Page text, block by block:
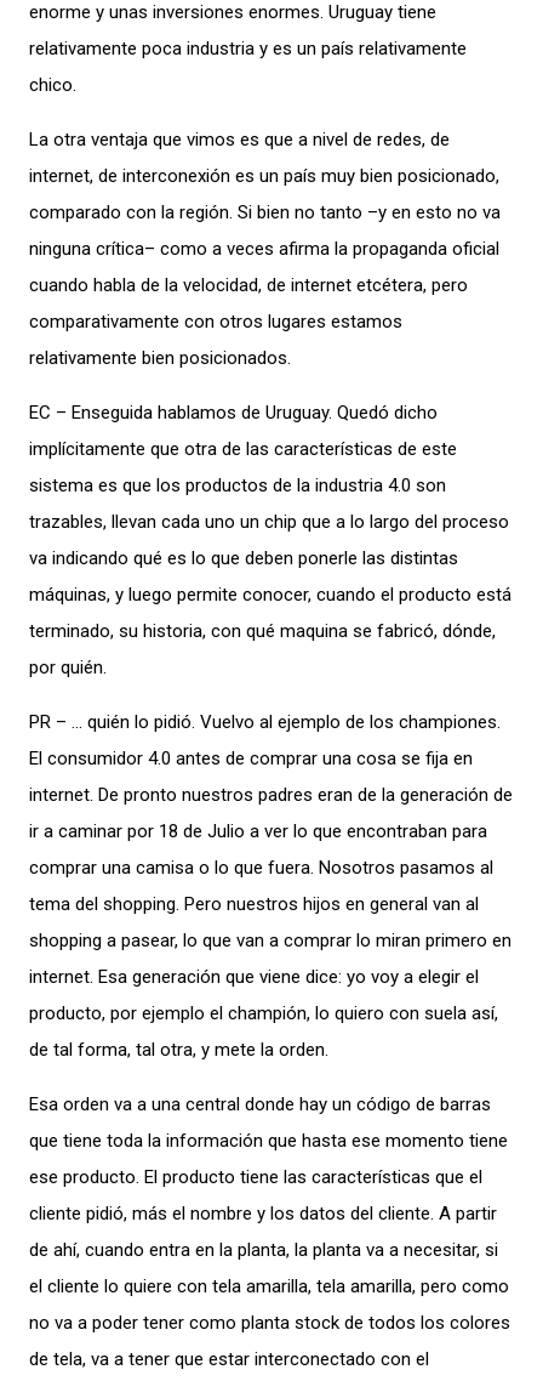
enorme y unas inversiones enormes. Uruguay tiene
relativamente poca industria y es un país relativamente
chico.
La otra ventaja que vimos es que a nivel de redes, de
internet, de interconexión es un país muy bien posicionado,
comparado con la región. Si bien no tanto –y en esto no va
ninguna crítica– como a veces afirma la propaganda oficial
cuando habla de la velocidad, de internet etcétera, pero
comparativamente con otros lugares estamos
relativamente bien posicionados.
EC – Enseguida hablamos de Uruguay. Quedó dicho
implícitamente que otra de las características de este
sistema es que los productos de la industria 4.0 son
trazables, llevan cada uno un chip que a lo largo del proceso
va indicando qué es lo que deben ponerle las distintas
máquinas, y luego permite conocer, cuando el producto está
terminado, su historia, con qué maquina se fabricó, dónde,
por quién.
PR – … quién lo pidió. Vuelvo al ejemplo de los championes.
El consumidor 4.0 antes de comprar una cosa se fija en
internet. De pronto nuestros padres eran de la generación de
ir a caminar por 18 de Julio a ver lo que encontraban para
comprar una camisa o lo que fuera. Nosotros pasamos al
tema del shopping. Pero nuestros hijos en general van al
shopping a pasear, lo que van a comprar lo miran primero en
internet. Esa generación que viene dice: yo voy a elegir el
producto, por ejemplo el champión, lo quiero con suela así,
de tal forma, tal otra, y mete la orden.
Esa orden va a una central donde hay un código de barras
que tiene toda la información que hasta ese momento tiene
ese producto. El producto tiene las características que el
cliente pidió, más el nombre y los datos del cliente. A partir
de ahí, cuando entra en la planta, la planta va a necesitar, si
el cliente lo quiere con tela amarilla, tela amarilla, pero como
no va a poder tener como planta stock de todos los colores
de tela, va a tener que estar interconectado con el